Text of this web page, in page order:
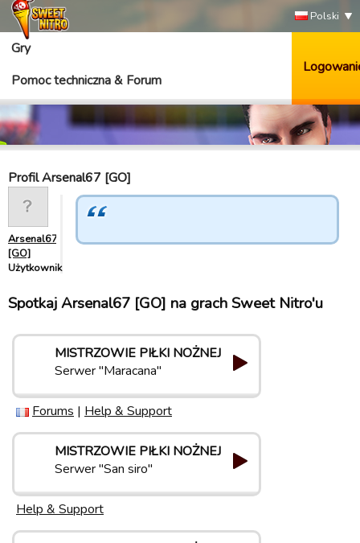
Polski
Gry
Pomoc techniczna & Forum
Profil Arsenal67 [GO]
Arsenal67
[GO]
Użytkownik
Spotkaj Arsenal67 [GO] na grach Sweet Nitro'u
MISTRZOWIE PIŁKI NOŻNEJ
Serwer "Maracana"
Forums | Help & Support
MISTRZOWIE PIŁKI NOŻNEJ
Serwer "San siro"
Help & Support